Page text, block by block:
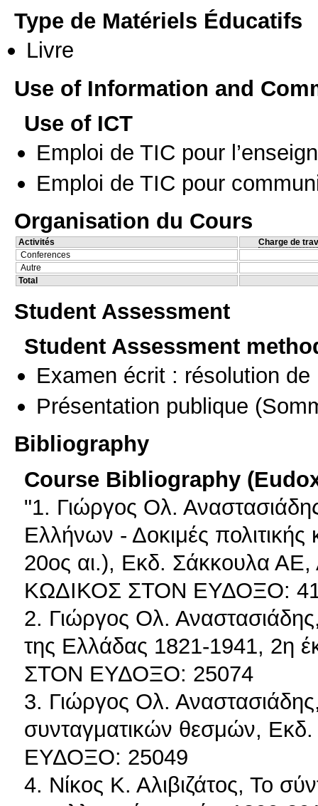
Type de Matériels Éducatifs
Livre
Use of Information and
Use of ICT
Emploi de TIC pour
Emploi de TIC pour
Organisation du Cours
Activités
Charge de
Conferences
Autre
Total
Student Assessment
Student Assessment
Examen écrit : résolution de
Présentation publique
Bibliography
Course Bibliography
"1. Γιώργος Ολ.
Ελλήνων - Δοκιμές πολιτικής
20ος αι.), Εκδ. Σάκκουλα
ΚΩΔΙΚΟΣ ΣΤΟΝ ΕΥΔΟΞΟ:
2. Γιώργος Ολ. Αναστασιάδης,
της Ελλάδας 1821-1941, 2η
ΣΤΟΝ ΕΥΔΟΞΟ: 25074
3. Γιώργος Ολ.
συνταγματικών θεσμών,
ΕΥΔΟΞΟ: 25049
4. Νίκος Κ. Αλιβιζάτος, Το